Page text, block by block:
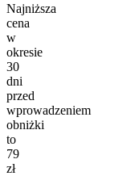
Najniższa
cena
w
okresie
30
dni
przed
wprowadzeniem
obniżki
to
79
zł